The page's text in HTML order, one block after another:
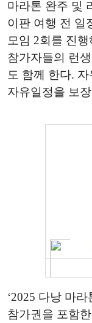
마라톤 완주 및
이판 여행 전 일
모임 2회를 진
참가자들의 런
도 함께 한다.
자유일정을 보
‘2025 다낭 마
참가권을 포함